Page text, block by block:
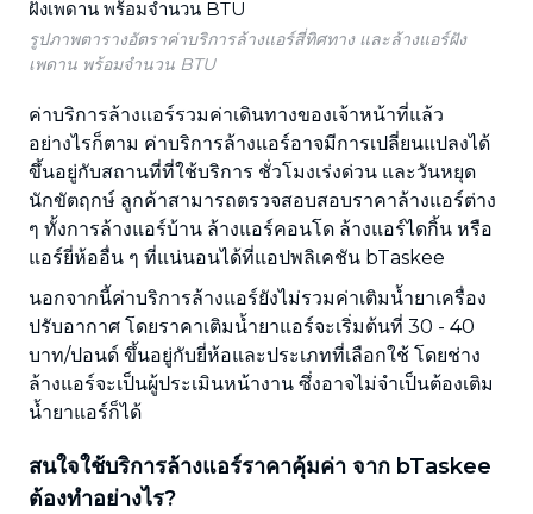
รูปภาพตารางอัตราค่าบริการล้างแอร์สี่ทิศทาง และล้างแอร์ฝัง
เพดาน พร้อมจำนวน BTU
ค่าบริการล้างแอร์รวมค่าเดินทางของเจ้าหน้าที่แล้ว
อย่างไรก็ตาม ค่าบริการล้างแอร์อาจมีการเปลี่ยนแปลงได้
ขึ้นอยู่กับสถานที่ที่ใช้บริการ ชั่วโมงเร่งด่วน และวันหยุด
นักขัตฤกษ์ ลูกค้าสามารถตรวจสอบสอบราคาล้างแอร์ต่าง
ๆ ทั้งการล้างแอร์บ้าน ล้างแอร์คอนโด ล้างแอร์ไดกิ้น หรือ
แอร์ยี่ห้ออื่น ๆ ที่แน่นอนได้ที่แอปพลิเคชัน bTaskee
นอกจากนี้ค่าบริการล้างแอร์ยังไม่รวมค่าเติมน้ำยาเครื่อง
ปรับอากาศ โดยราคาเติมน้ำยาแอร์จะเริ่มต้นที่ 30 - 40
บาท/ปอนด์ ขึ้นอยู่กับยี่ห้อและประเภทที่เลือกใช้ โดยช่าง
ล้างแอร์จะเป็นผู้ประเมินหน้างาน ซึ่งอาจไม่จำเป็นต้องเติม
น้ำยาแอร์ก็ได้
สนใจใช้บริการล้างแอร์ราคาคุ้มค่า จาก bTaskee
ต้องทำอย่างไร?